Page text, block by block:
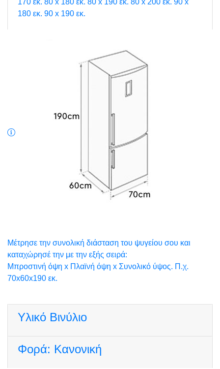
170 εκ. 80 x 180 εκ. 80 x 190 εκ. 80 x 200 εκ. 90 x
180 εκ. 90 x 190 εκ.
Μέτρησε την συνολική διάσταση του ψυγείου σου και
καταχώρησέ την με την εξής σειρά:
Μπροστινή όψη x Πλαϊνή όψη x Συνολικό ύψος. Π.χ.
70x60x190 εκ.
Υλικό Βινύλιο
Φορά: Κανονική